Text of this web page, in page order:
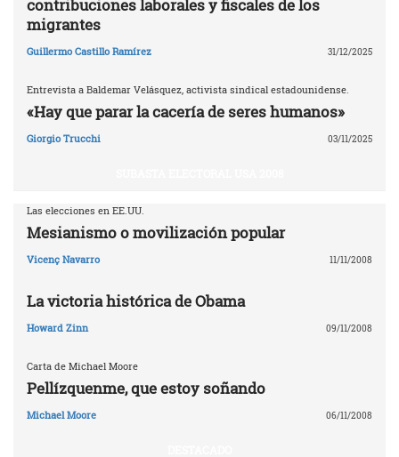
contribuciones laborales y fiscales de los
migrantes
Guillermo Castillo Ramírez 31/12/2025
Entrevista a Baldemar Velásquez, activista sindical estadounidense.
«Hay que parar la cacería de seres humanos»
Giorgio Trucchi 03/11/2025
Las elecciones en EE.UU.
Mesianismo o movilización popular
Vicenç Navarro 11/11/2008
La victoria histórica de Obama
Howard Zinn 09/11/2008
Carta de Michael Moore
Pellízquenme, que estoy soñando
Michael Moore 06/11/2008